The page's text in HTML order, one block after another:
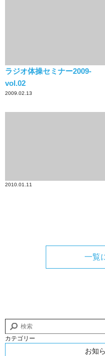
ラジオ体操セミナー2009-
vol.02
2009.02.13
2010.01.11
一覧
カテゴリー
お知